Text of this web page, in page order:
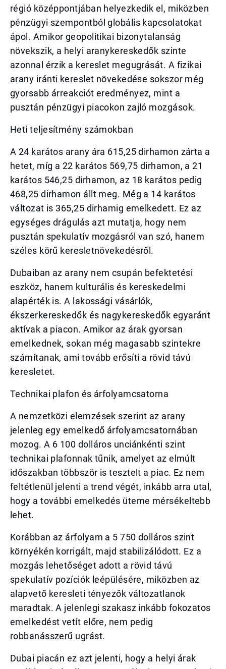
régió középpontjában helyezkedik el, miközben
pénzügyi szempontból globális kapcsolatokat
ápol. Amikor geopolitikai bizonytalanság
növekszik, a helyi aranykereskedők szinte
azonnal érzik a kereslet megugrását. A fizikai
arany iránti kereslet növekedése sokszor még
gyorsabb árreakciót eredményez, mint a
pusztán pénzügyi piacokon zajló mozgások.
Heti teljesítmény számokban
A 24 karátos arany ára 615,25 dirhamon zárta a
hetet, míg a 22 karátos 569,75 dirhamon, a 21
karátos 546,25 dirhamon, az 18 karátos pedig
468,25 dirhamon állt meg. Még a 14 karátos
változat is 365,25 dirhamig emelkedett. Ez az
egységes drágulás azt mutatja, hogy nem
pusztán spekulatív mozgásról van szó, hanem
széles körű keresletnövekedésről.
Dubaiban az arany nem csupán befektetési
eszköz, hanem kulturális és kereskedelmi
alapérték is. A lakossági vásárlók,
ékszerkereskedők és nagykereskedők egyaránt
aktívak a piacon. Amikor az árak gyorsan
emelkednek, sokan még magasabb szintekre
számítanak, ami tovább erősíti a rövid távú
keresletet.
Technikai plafon és árfolyamcsatorna
A nemzetközi elemzések szerint az arany
jelenleg egy emelkedő árfolyamcsatornában
mozog. A 6 100 dolláros unciánkénti szint
technikai plafonnak tűnik, amelyet az elmúlt
időszakban többször is tesztelt a piac. Ez nem
feltétlenül jelenti a trend végét, inkább arra utal,
hogy a további emelkedés üteme mérsékeltebb
lehet.
Korábban az árfolyam a 5 750 dolláros szint
környékén korrigált, majd stabilizálódott. Ez a
mozgás lehetőséget adott a rövid távú
spekulatív pozíciók leépülésére, miközben az
alapvető keresleti tényezők változatlanok
maradtak. A jelenlegi szakasz inkább fokozatos
emelkedést vetít előre, nem pedig
robbanásszerű ugrást.
Dubai piacán ez azt jelenti, hogy a helyi árak